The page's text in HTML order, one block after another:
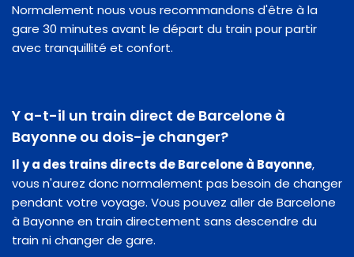
Normalement nous vous recommandons d'être à la
gare 30 minutes avant le départ du train pour partir
avec tranquillité et confort.
Y a-t-il un train direct de Barcelone à
Bayonne ou dois-je changer?
Il y a des trains directs de Barcelone à Bayonne,
vous n'aurez donc normalement pas besoin de changer
pendant votre voyage. Vous pouvez aller de Barcelone
à Bayonne en train directement sans descendre du
train ni changer de gare.